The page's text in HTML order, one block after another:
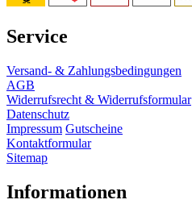
Service
Versand- & Zahlungsbedingungen
AGB
Widerrufsrecht & Widerrufsformular
Datenschutz
Impressum Gutscheine
Kontaktformular
Sitemap
Informationen